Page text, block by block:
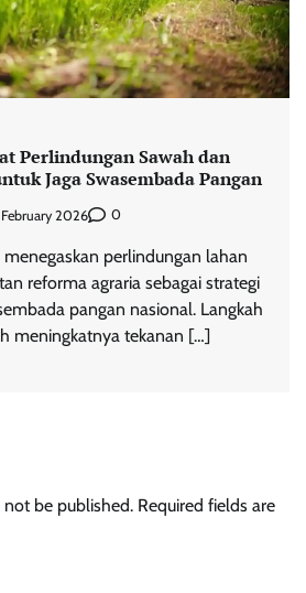
Perlindungan Sawah dan
Jaga Swasembada Pangan
February 2026 0
menegaskan perlindungan lahan
reforma agraria sebagai strategi
pangan nasional. Langkah
meningkatnya tekanan […]
be published. Required fields are